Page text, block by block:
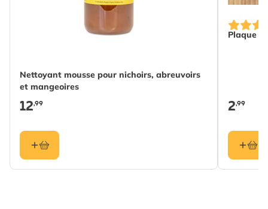
Nettoyant mousse pour nichoirs, abreuvoirs
et mangeoires
12,99
Plaque
2,99